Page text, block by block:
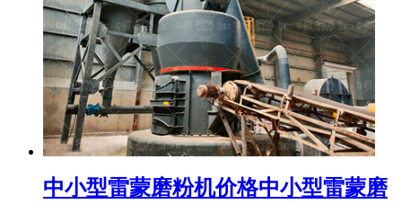
中小型雷蒙磨粉机价格中小型雷蒙磨